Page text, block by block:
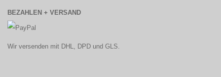
BEZAHLEN + VERSAND
Wir versenden mit DHL, DPD und GLS.